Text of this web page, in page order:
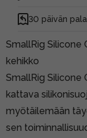
30 päivän
SmallRig Silicone
kehikko
SmallRig Silicone
kattava
myötäilemään
sen